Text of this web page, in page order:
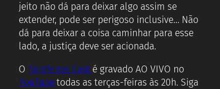
jeito não dá para deixar algo assim se
extender, pode ser perigoso inclusive… Não
dá para deixar a coisa caminhar para esse
lado, a justiça deve ser acionada.
O Farofeiros Cast é gravado AO VIVO no
YouTubetodas as terças-feiras às 20h. Siga